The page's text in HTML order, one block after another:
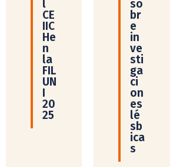
l
CE
IIC
He
n
la
FIL
UN
I
20
25
so
br
e
in
ve
sti
ga
ci
on
es
lé
sb
ica
s